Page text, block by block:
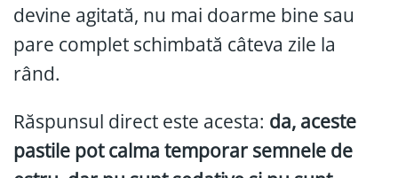
devine agitată, nu mai doarme bine sau
pare complet schimbată câteva zile la
rând.
Răspunsul direct este acesta: da, aceste
pastile pot calma temporar semnele de